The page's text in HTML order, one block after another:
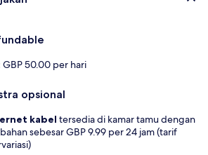
GBP 50.00 per hari
opsional
kabel tersedia di kamar tamu dengan
sebesar GBP 9.99 per 24 jam (tarif